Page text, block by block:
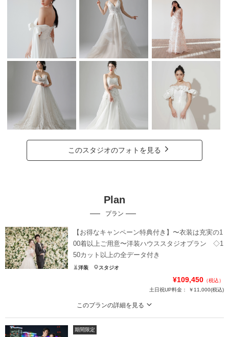
このスタジオのフォトを見る
Plan
プラン
【お得なキャンペーン特典付き】〜衣装は充実の1
00着以上ご用意〜洋装ハウススタジオプラン ◇1
50カット以上の全データ付き
洋装 スタジオ
¥109,450 （税込）
土日祝UP料金：
￥11,000(税込)
このプランの詳細を見る
【おしゃれな背景がかわいい】SNS映え間違いなし！ナチュラル、可愛い、ア
ンティークなど様々な雰囲気が楽しめるスタジオ
期間限定